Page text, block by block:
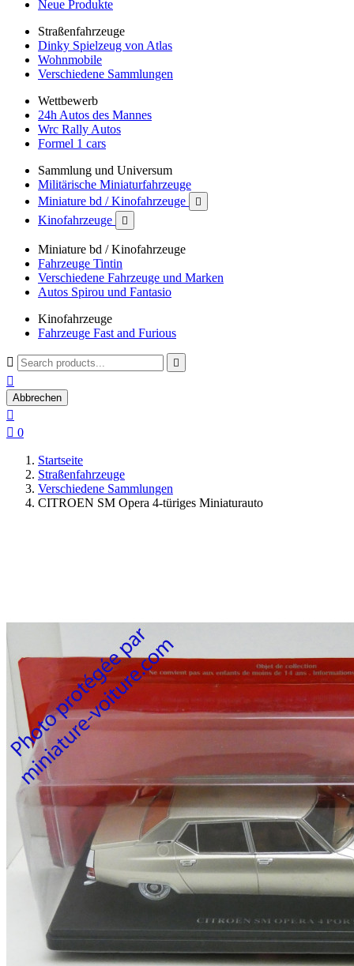
Neue Produkte
Straßenfahrzeuge
Dinky Spielzeug von Atlas
Wohnmobile
Verschiedene Sammlungen
Wettbewerb
24h Autos des Mannes
Wrc Rally Autos
Formel 1 cars
Sammlung und Universum
Militärische Miniaturfahrzeuge
Miniature bd / Kinofahrzeuge

Kinofahrzeuge 
Miniature bd / Kinofahrzeuge
Fahrzeuge Tintin
Verschiedene Fahrzeuge und Marken
Autos Spirou und Fantasio
Kinofahrzeuge
Fahrzeuge Fast and Furious
 

Abbrechen

 0
Startseite
Straßenfahrzeuge
Verschiedene Sammlungen
CITROEN SM Opera 4-türiges Miniaturauto